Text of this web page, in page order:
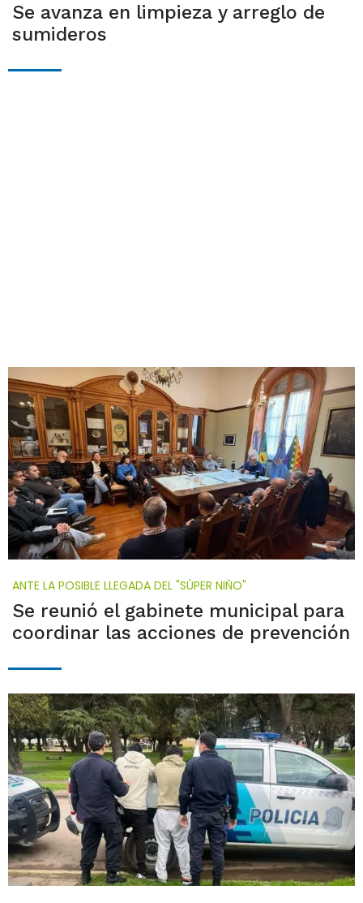
Se avanza en limpieza y arreglo de
sumideros
ANTE LA POSIBLE LLEGADA DEL "SÚPER NIÑO"
Se reunió el gabinete municipal para
coordinar las acciones de prevención